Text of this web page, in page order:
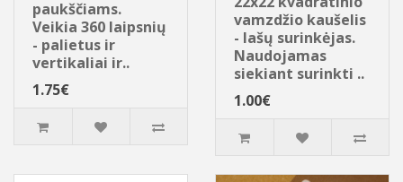
paukščiams.
Veikia 360 laipsnių
- palietus ir
vertikaliai ir..
1.75€
vamzdžio kaušelis
- lašų surinkėjas.
Naudojamas
siekiant surinkti ..
1.00€